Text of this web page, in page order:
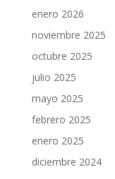
enero 2026
noviembre 2025
octubre 2025
julio 2025
mayo 2025
febrero 2025
enero 2025
diciembre 2024